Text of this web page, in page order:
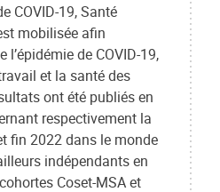
COVID-19, Santé
mobilisée afin
l’épidémie de COVID-19,
et la santé des
ont été publiés en
respectivement la
fin 2022 dans le monde
indépendants en
Coset-MSA et